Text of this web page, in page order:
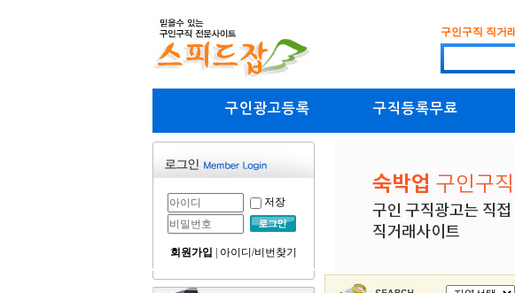
구인구직 직거
구인광고등록 구직등록무료
저장
회원가입 아이디/비번찾기